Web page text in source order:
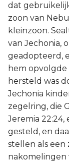
dat
zoon van
kleinzoon.
van Jechonia,
geadopteerd,
hem opvolgde
hersteld was
Jechonia
zegelring, die
Jeremia
gesteld, en
stellen als een
nakomelingen